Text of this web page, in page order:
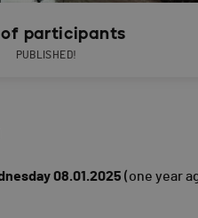
participants
PUBLISHED!
08.01.2025 (one year